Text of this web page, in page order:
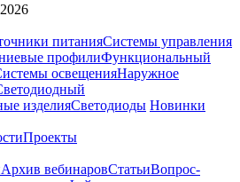
питанияСистемы управления
профилиФункциональный
освещенияНаружное
изделияСветодиоды Новинки
Проекты
Архив вебинаровСтатьиВопрос-